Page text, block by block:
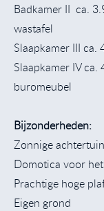
Badkamer II ca.
wastafel
Slaapkamer III ca.
Slaapkamer IV
buromeubel
Bijzonderheden:
Zonnige
Domotica voor
Prachtige hoge
Eigen grond